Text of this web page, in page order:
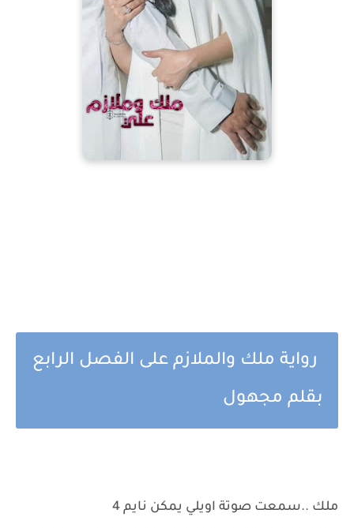
رواية ملك والملازم على الفصل الرابع
بقلم مجهول
ملك ..سمعت صوتة اويلي يمكن نايم 4